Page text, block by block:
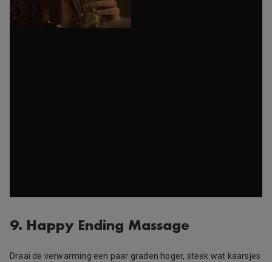
9. Happy Ending Massage
Draai de verwarming een paar graden hoger, steek wat kaarsjes